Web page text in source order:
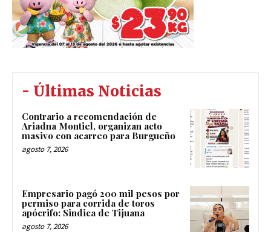
- Últimas Noticias
Contrario a recomendación de
Ariadna Montiel, organizan acto
masivo con acarreo para Burgueño
agosto 7, 2026
Empresario pagó 200 mil pesos por
permiso para corrida de toros
apócrifo: Sindica de Tijuana
agosto 7, 2026